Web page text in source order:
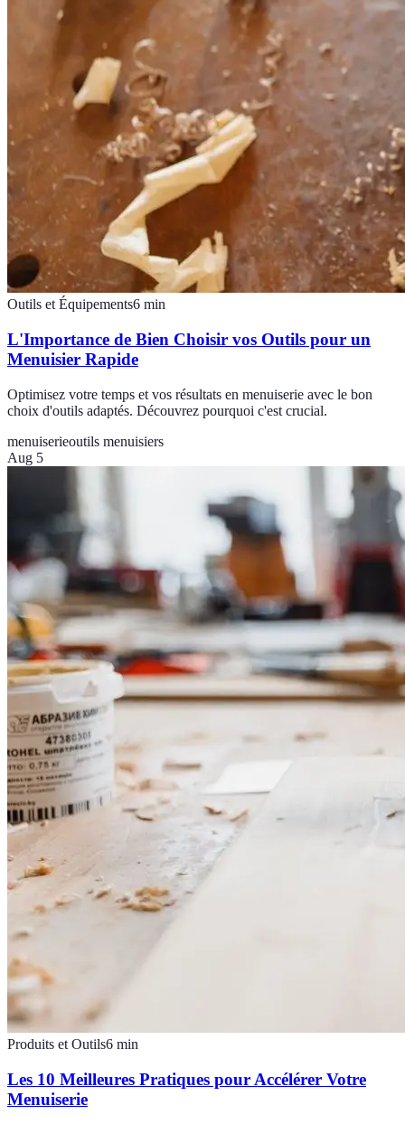
Outils et Équipements6 min
L'Importance de Bien Choisir vos Outils pour un
Menuisier Rapide
Optimisez votre temps et vos résultats en menuiserie avec le bon
choix d'outils adaptés. Découvrez pourquoi c'est crucial.
menuiserieoutils menuisiers
Aug 5
Produits et Outils6 min
Les 10 Meilleures Pratiques pour Accélérer Votre
Menuiserie